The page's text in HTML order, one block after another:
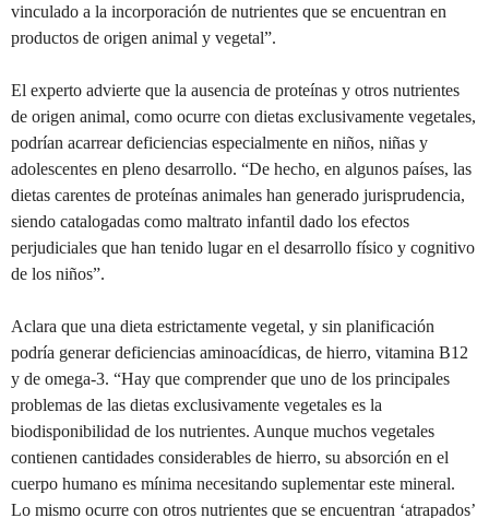
vinculado a la incorporación de nutrientes que se encuentran en
productos de origen animal y vegetal”.
El experto advierte que la ausencia de proteínas y otros nutrientes
de origen animal, como ocurre con dietas exclusivamente vegetales,
podrían acarrear deficiencias especialmente en niños, niñas y
adolescentes en pleno desarrollo. “De hecho, en algunos países, las
dietas carentes de proteínas animales han generado jurisprudencia,
siendo catalogadas como maltrato infantil dado los efectos
perjudiciales que han tenido lugar en el desarrollo físico y cognitivo
de los niños”.
Aclara que una dieta estrictamente vegetal, y sin planificación
podría generar deficiencias aminoacídicas, de hierro, vitamina B12
y de omega-3. “Hay que comprender que uno de los principales
problemas de las dietas exclusivamente vegetales es la
biodisponibilidad de los nutrientes. Aunque muchos vegetales
contienen cantidades considerables de hierro, su absorción en el
cuerpo humano es mínima necesitando suplementar este mineral.
Lo mismo ocurre con otros nutrientes que se encuentran ‘atrapados’